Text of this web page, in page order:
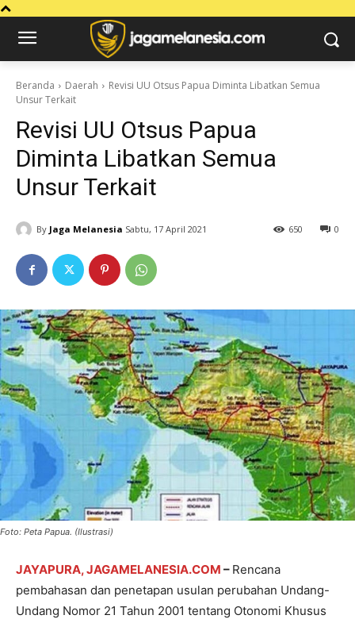
Beranda Daerah
Revisi UU Otsus Papua Diminta Libatkan Semua
Unsur Terkait
Revisi UU Otsus Papua
Diminta Libatkan Semua
Unsur Terkait
By Jaga Melanesia Sabtu, 17 April 2021 0
650
Foto: Peta Papua. (Ilustrasi)
JAYAPURA, JAGAMELANESIA.COM – Rencana
pembahasan dan penetapan usulan perubahan Undang-
Undang Nomor 21 Tahun 2001 tentang Otonomi Khusus